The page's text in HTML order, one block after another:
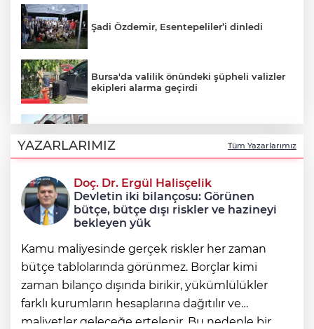
Şadi Özdemir, Esentepeliler’i dinledi
Bursa'da valilik önündeki şüpheli valizler
ekipleri alarma geçirdi
Çaykara tahliye edildi
Osmangazi’nin başarılı pilotu kupayı
Erkan Aydın’la paylaştı
YAZARLARIMIZ Tüm Yazarlarımız
Doç. Dr. Ergül Halisçelik
Devletin iki bilançosu: Görünen
bütçe, bütçe dışı riskler ve hazineyi
bekleyen yük
Kamu maliyesinde gerçek riskler her zaman
bütçe tablolarında görünmez. Borçlar kimi
zaman bilanço dışında birikir, yükümlülükler
farklı kurumların hesaplarına dağıtılır ve
maliyetler geleceğe ertelenir. Bu nedenle bir